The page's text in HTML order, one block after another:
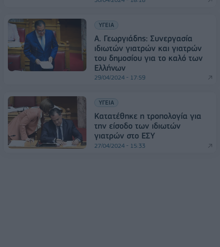
ΥΓΕΙΑ
Α. Γεωργιάδης: Συνεργασία
ιδιωτών γιατρών και γιατρών
του δημοσίου για το καλό των
Ελλήνων
29/04/2024 - 17:59
ΥΓΕΙΑ
Κατατέθηκε η τροπολογία για
την είσοδο των ιδιωτών
γιατρών στο ΕΣΥ
27/04/2024 - 15:33